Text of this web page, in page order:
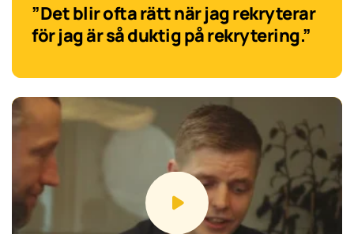
”Det blir ofta rätt när jag rekryterar
för jag är så duktig på rekrytering.”